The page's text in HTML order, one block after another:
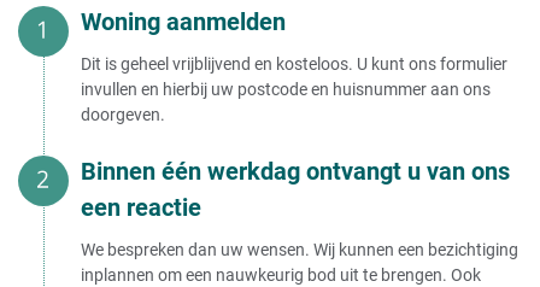
Woning aanmelden
Dit is geheel vrijblijvend en kosteloos. U kunt ons formulier
invullen en hierbij uw postcode en huisnummer aan ons
doorgeven.
Binnen één werkdag ontvangt u van ons
een reactie
We bespreken dan uw wensen. Wij kunnen een bezichtiging
inplannen om een nauwkeurig bod uit te brengen. Ook